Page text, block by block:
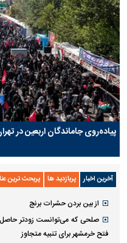
پیاده‌روی جاماندگان اربعین در
آخرین اخبار پربازدید ها پربحث ترین
از بین بردن حشرات برنج
صلحی که می‌توانست زودتر
فتح خرمشهر برای تنبیه متجاوز